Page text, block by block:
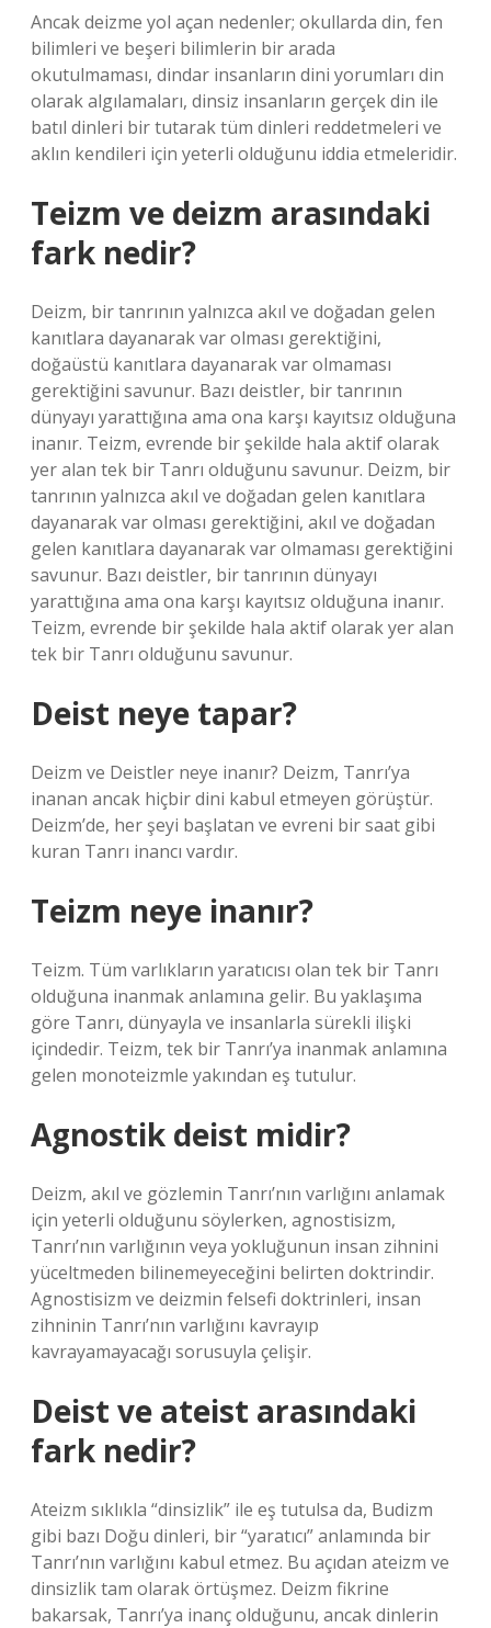
Ancak deizme yol açan nedenler; okullarda din, fen
bilimleri ve beşeri bilimlerin bir arada
okutulmaması, dindar insanların dini yorumları din
olarak algılamaları, dinsiz insanların gerçek din ile
batıl dinleri bir tutarak tüm dinleri reddetmeleri ve
aklın kendileri için yeterli olduğunu iddia etmeleridir.
Teizm ve deizm arasındaki
fark nedir?
Deizm, bir tanrının yalnızca akıl ve doğadan gelen
kanıtlara dayanarak var olması gerektiğini,
doğaüstü kanıtlara dayanarak var olmaması
gerektiğini savunur. Bazı deistler, bir tanrının
dünyayı yarattığına ama ona karşı kayıtsız olduğuna
inanır. Teizm, evrende bir şekilde hala aktif olarak
yer alan tek bir Tanrı olduğunu savunur. Deizm, bir
tanrının yalnızca akıl ve doğadan gelen kanıtlara
dayanarak var olması gerektiğini, akıl ve doğadan
gelen kanıtlara dayanarak var olmaması gerektiğini
savunur. Bazı deistler, bir tanrının dünyayı
yarattığına ama ona karşı kayıtsız olduğuna inanır.
Teizm, evrende bir şekilde hala aktif olarak yer alan
tek bir Tanrı olduğunu savunur.
Deist neye tapar?
Deizm ve Deistler neye inanır? Deizm, Tanrı’ya
inanan ancak hiçbir dini kabul etmeyen görüştür.
Deizm’de, her şeyi başlatan ve evreni bir saat gibi
kuran Tanrı inancı vardır.
Teizm neye inanır?
Teizm. Tüm varlıkların yaratıcısı olan tek bir Tanrı
olduğuna inanmak anlamına gelir. Bu yaklaşıma
göre Tanrı, dünyayla ve insanlarla sürekli ilişki
içindedir. Teizm, tek bir Tanrı’ya inanmak anlamına
gelen monoteizmle yakından eş tutulur.
Agnostik deist midir?
Deizm, akıl ve gözlemin Tanrı’nın varlığını anlamak
için yeterli olduğunu söylerken, agnostisizm,
Tanrı’nın varlığının veya yokluğunun insan zihnini
yüceltmeden bilinemeyeceğini belirten doktrindir.
Agnostisizm ve deizmin felsefi doktrinleri, insan
zihninin Tanrı’nın varlığını kavrayıp
kavrayamayacağı sorusuyla çelişir.
Deist ve ateist arasındaki
fark nedir?
Ateizm sıklıkla “dinsizlik” ile eş tutulsa da, Budizm
gibi bazı Doğu dinleri, bir “yaratıcı” anlamında bir
Tanrı’nın varlığını kabul etmez. Bu açıdan ateizm ve
dinsizlik tam olarak örtüşmez. Deizm fikrine
bakarsak, Tanrı’ya inanç olduğunu, ancak dinlerin